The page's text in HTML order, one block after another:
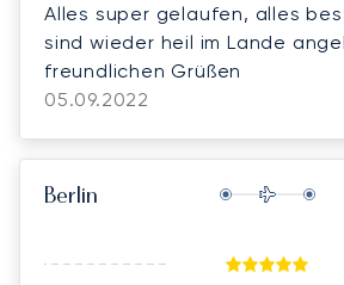
Alles super gelaufen, alles
sind wieder heil im Lande
freundlichen Grüßen
05.09.2022
Berlin